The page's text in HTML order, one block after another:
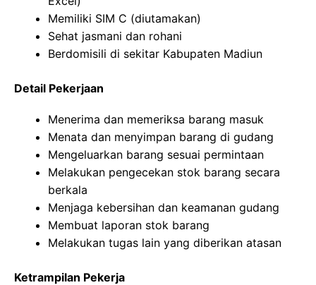
Memiliki SIM C (diutamakan)
Sehat jasmani dan rohani
Berdomisili di sekitar Kabupaten Madiun
Detail Pekerjaan
Menerima dan memeriksa barang masuk
Menata dan menyimpan barang di gudang
Mengeluarkan barang sesuai permintaan
Melakukan pengecekan stok barang secara
berkala
Menjaga kebersihan dan keamanan gudang
Membuat laporan stok barang
Melakukan tugas lain yang diberikan atasan
Ketrampilan Pekerja